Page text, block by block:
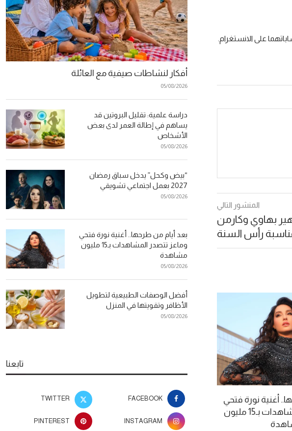
على الانستغرام.
المنشور التالي
بهاوي وكارمن
رأس السنة
أغنية نورة فتحي
وماعز تتصدر المشاهدات بـ15 مليون
أفضل الوصفات الطبيعية لتطويل
الأظافر وتقويتها في المنزل
دراسة:
أفكار لنشاطات صيفية مع العائلة
05/08/2026
دراسة علمية: تقليل البروتين قد
يساهم في إطالة العمر لدى بعض
الأشخاص
05/08/2026
“بيض وكحل” يدخل سباق رمضان
2027 بعمل اجتماعي تشويقي
05/08/2026
بعد أيام من طرحها.. أغنية نورة فتحي
وماعز تتصدر المشاهدات بـ15 مليون
مشاهدة
05/08/2026
أفضل الوصفات الطبيعية لتطويل
الأظافر وتقويتها في المنزل
05/08/2026
تابعنا
FACEBOOK
TWITTER
INSTAGRAM
PINTEREST